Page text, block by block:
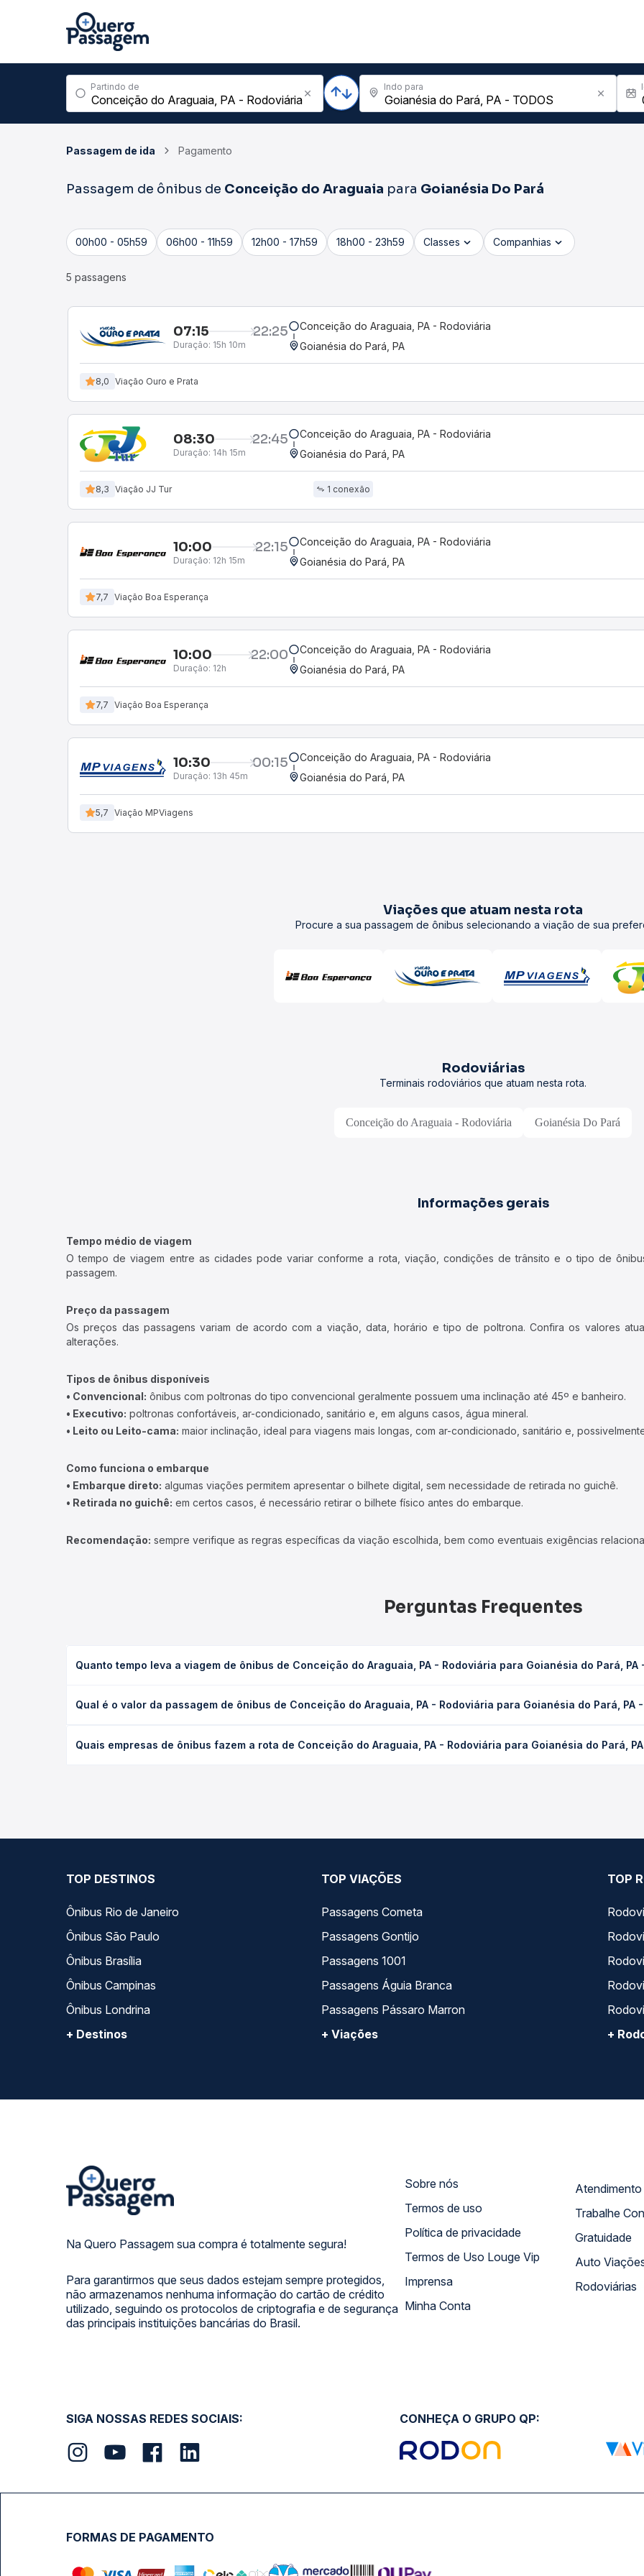
Partindo de Indo para
Passagem de ida Pagamento
Passagem de ônibus de Conceição do Araguaia para Goianésia Do Pará
00h00 - 05h59 06h00 - 11h59 12h00 - 17h59 18h00 - 23h59 Classes Companhias
5 passagens
07:15 22:25
Duração: 15h 10m
Conceição do Araguaia, PA - Rodoviária
Goianésia do Pará, PA
8,0 Viação Ouro e Prata
08:30 22:45
Duração: 14h 15m
Conceição do Araguaia, PA - Rodoviária
Goianésia do Pará, PA
8,3 Viação JJ Tur 1 conexão
10:00 22:15
Duração: 12h 15m
Conceição do Araguaia, PA - Rodoviária
Goianésia do Pará, PA
7,7 Viação Boa Esperança
10:00 22:00
Duração: 12h
Conceição do Araguaia, PA - Rodoviária
Goianésia do Pará, PA
7,7 Viação Boa Esperança
10:30 00:15
Duração: 13h 45m
Conceição do Araguaia, PA - Rodoviária
Goianésia do Pará, PA
5,7 Viação MPViagens
Viações que atuam nesta rota
Procure a sua passagem de ônibus selecionando a viação de sua
Rodoviárias
Terminais rodoviários que atuam nesta rota.
Conceição do Araguaia - Rodoviária Goianésia Do Pará
Informações gerais
Tempo médio de viagem
O tempo de viagem entre as cidades pode variar conforme a rota, viação, condições de trânsito e o tipo de
passagem.
Preço da passagem
Os preços das passagens variam de acordo com a viação, data, horário e tipo de poltrona. Confira os valores
alterações.
Tipos de ônibus disponíveis
• Convencional: ônibus com poltronas do tipo convencional geralmente possuem uma inclinação até 45º e banheiro.
• Executivo: poltronas confortáveis, ar-condicionado, sanitário e, em alguns casos, água mineral.
• Leito ou Leito-cama: maior inclinação, ideal para viagens mais longas, com ar-condicionado, sanitário e,
Como funciona o embarque
• Embarque direto: algumas viações permitem apresentar o bilhete digital, sem necessidade de retirada no guichê.
• Retirada no guichê: em certos casos, é necessário retirar o bilhete físico antes do embarque.
Recomendação: sempre verifique as regras específicas da viação escolhida, bem como eventuais exigências
Perguntas Frequentes
Quanto tempo leva a viagem de ônibus de Conceição do Araguaia, PA - Rodoviária para Goianésia do Pará, PA
de serviço (convencional, executivo ou leito) e as condições de tráfego. Na Quero Passagem você consulta os
Qual é o valor da passagem de ônibus de Conceição do Araguaia, PA - Rodoviária para Goianésia do Pará, PA -
viagem, a empresa, o tipo de poltrona e a antecedência da compra. Na Quero Passagem você compara os preços
Quais empresas de ônibus fazem a rota de Conceição do Araguaia, PA - Rodoviária para Goianésia do Pará, PA
TOP DESTINOS
Ônibus Rio de Janeiro
Ônibus São Paulo
Ônibus Brasília
Ônibus Campinas
Ônibus Londrina
+ Destinos
TOP VIAÇÕES
Passagens Cometa
Passagens Gontijo
Passagens 1001
Passagens Águia Branca
Passagens Pássaro Marron
+ Viações
TOP
+
Na Quero Passagem sua compra é totalmente segura!
Para garantirmos que seus dados estejam sempre protegidos,
não armazenamos nenhuma informação do cartão de crédito
utilizado, seguindo os protocolos de criptografia e de segurança
das principais instituições bancárias do Brasil.
Sobre nós
Termos de uso
Política de privacidade
Termos de Uso Louge Vip
Imprensa
Minha Conta
Trabalhe
Gratuidade
Auto
Rodoviárias
SIGA NOSSAS REDES SOCIAIS: CONHEÇA O GRUPO QP:
FORMAS DE PAGAMENTO